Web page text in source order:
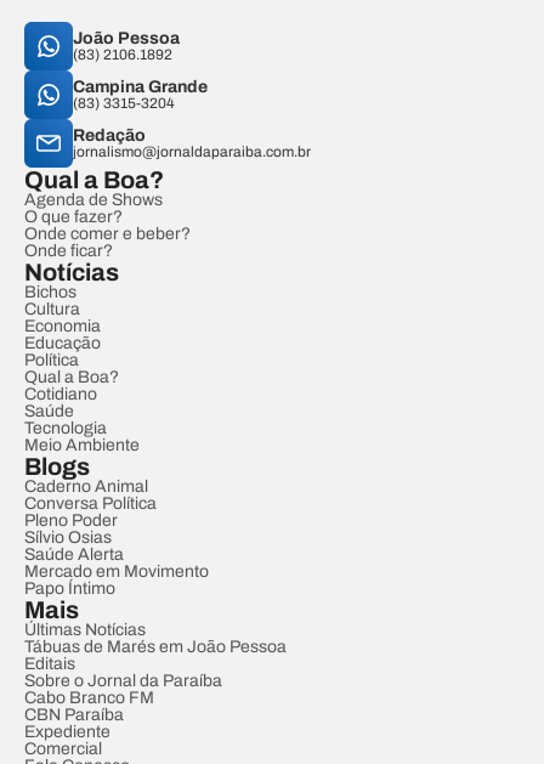
João Pessoa
(83) 2106.1892
Campina Grande
(83) 3315-3204
Redação
jornalismo@jornaldaparaiba.com.br
Qual a Boa?
Agenda de Shows
O que fazer?
Onde comer e beber?
Onde ficar?
Notícias
Bichos
Cultura
Economia
Educação
Política
Qual a Boa?
Cotidiano
Saúde
Tecnologia
Meio Ambiente
Blogs
Caderno Animal
Conversa Política
Pleno Poder
Sílvio Osias
Saúde Alerta
Mercado em Movimento
Papo Íntimo
Mais
Últimas Notícias
Tábuas de Marés em João Pessoa
Editais
Sobre o Jornal da Paraíba
Cabo Branco FM
CBN Paraíba
Expediente
Comercial